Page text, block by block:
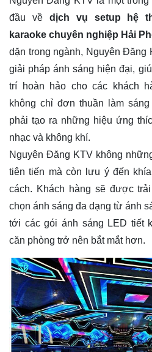
không chỉ đơn thuần làm
phải tạo ra những hiệu ứng
nhạc và không khí.
Nguyên Đăng KTV không
tiên tiến mà còn lưu ý đến
cách. Khách hàng sẽ được
chọn ánh sáng đa dạng từ ánh
tới các gói ánh sáng LED tiết
căn phòng trở nên bắt mắt hơn.
Một dự án setup ánh sáng lounge
Một yếu tố quan trọng không